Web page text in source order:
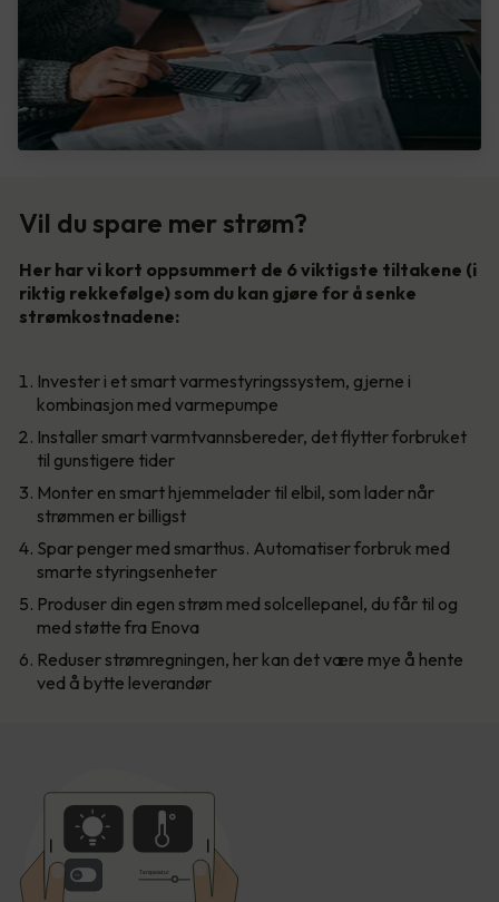
Vil du spare mer strøm?
Her har vi kort oppsummert de 6 viktigste tiltakene (i
riktig rekkefølge) som du kan gjøre for å senke
strømkostnadene:
Invester i et smart varmestyringssystem, gjerne i
kombinasjon med varmepumpe
Installer smart varmtvannsbereder, det flytter forbruket
til gunstigere tider
Monter en smart hjemmelader til elbil, som lader når
strømmen er billigst
Spar penger med smarthus. Automatiser forbruk med
smarte styringsenheter
Produser din egen strøm med solcellepanel, du får til og
med støtte fra Enova
Reduser strømregningen, her kan det være mye å hente
ved å bytte leverandør
Temperatur